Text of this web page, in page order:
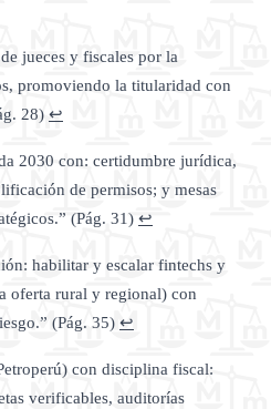
jueces y fiscales por la
promoviendo la titularidad con
28) ↩
2030 con: certidumbre jurídica,
de permisos; y mesas
(Pág. 31) ↩
habilitar y escalar fintechs y
oferta rural y regional) con
(Pág. 35) ↩
con disciplina fiscal:
verificables, auditorías